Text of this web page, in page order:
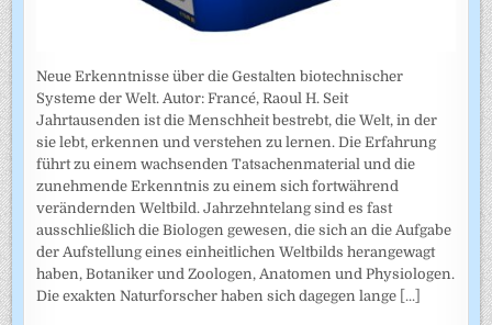
Neue Erkenntnisse über die Gestalten biotechnischer
Systeme der Welt. Autor: Francé, Raoul H. Seit
Jahrtausenden ist die Menschheit bestrebt, die Welt, in der
sie lebt, erkennen und verstehen zu lernen. Die Erfahrung
führt zu einem wachsenden Tatsachenmaterial und die
zunehmende Erkenntnis zu einem sich fortwährend
verändernden Weltbild. Jahrzehntelang sind es fast
ausschließlich die Biologen gewesen, die sich an die Aufgabe
der Aufstellung eines einheitlichen Weltbilds herangewagt
haben, Botaniker und Zoologen, Anatomen und Physiologen.
Die exakten Naturforscher haben sich dagegen lange [...]